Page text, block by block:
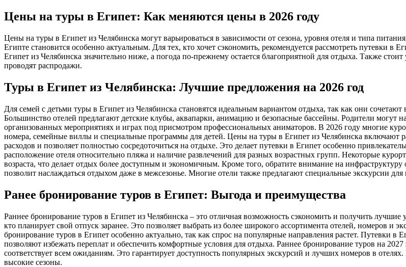
Цены на туры в Египет: Как меняются цены в 2026 году
Цены на туры в Египет из Челябинска могут варьироваться в зависимости от сезона, уровня отеля и типа
Египте становится особенно актуальным. Для тех, кто хочет сэкономить, рекомендуется рассмотреть путевки
Египет из Челябинска значительно ниже, а погода по-прежнему остается благоприятной для отдыха. Также
проводят распродажи.
Туры в Египет из Челябинска: Лучшие предложения на 2026 год
Для семей с детьми туры в Египет из Челябинска становятся идеальным вариантом отдыха, так как они
Большинство отелей предлагают детские клубы, аквапарки, анимацию и безопасные бассейны. Родители могут
организованных мероприятиях и играх под присмотром профессиональных аниматоров. В 2026 году многие
номера, семейные виллы и специальные программы для детей. Цены на туры в Египет из Челябинска включают
расходов и позволяет полностью сосредоточиться на отдыхе. Это делает путевки в Египет особенно
расположение отеля относительно пляжа и наличие развлечений для разных возрастных групп. Некоторые
возраста, что делает отдых более доступным и экономичным. Кроме того, обратите внимание на
позволит наслаждаться отдыхом даже в межсезонье. Многие отели также предлагают специальные экскурсии
Ранее бронирование туров в Египет: Выгода и преимущества
Раннее бронирование туров в Египет из Челябинска – это отличная возможность сэкономить и получить
кто планирует свой отпуск заранее. Это позволяет выбрать из более широкого ассортимента отелей, номеров и
бронирование туров в Египет особенно актуально, так как спрос на популярные направления растет. Путевки в
позволяют избежать переплат и обеспечить комфортные условия для отдыха. Раннее бронирование туров на
соответствует всем ожиданиям. Это гарантирует доступность популярных экскурсий и лучших номеров в
высокие сезоны.